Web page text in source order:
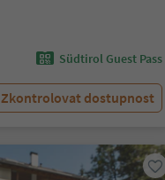
Südtirol Guest Pass
Zkontrolovat dostupnost